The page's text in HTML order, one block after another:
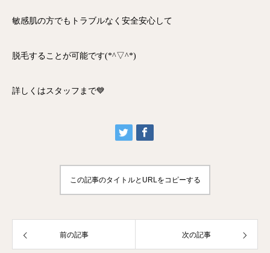
敏感肌の方でもトラブルなく安全安心して
脱毛することが可能です(*^▽^*)
詳しくはスタッフまで💙
この記事のタイトルとURLをコピーする
前の記事 次の記事